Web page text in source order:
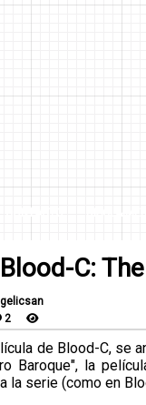
DISCLAIMER
C:
2
de Blood-C, se
Baroque", la
la serie (como en